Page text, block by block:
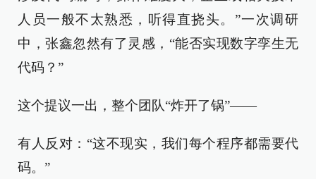
人员一般不太熟悉，听得直挠头。”一次调研
中，张鑫忽然有了灵感，“能否实现数字孪生无
代码？”
这个提议一出，整个团队“炸开了锅”——
有人反对：“这不现实，我们每个程序都需要代
码。”